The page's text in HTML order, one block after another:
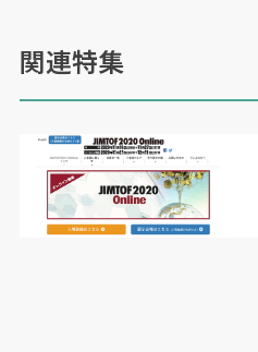
関連特集